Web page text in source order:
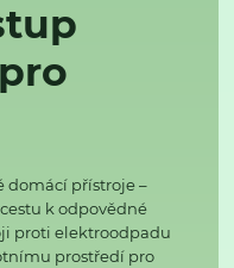
domácí přístroje –
k odpovědné
proti elektroodpadu
prostředí pro